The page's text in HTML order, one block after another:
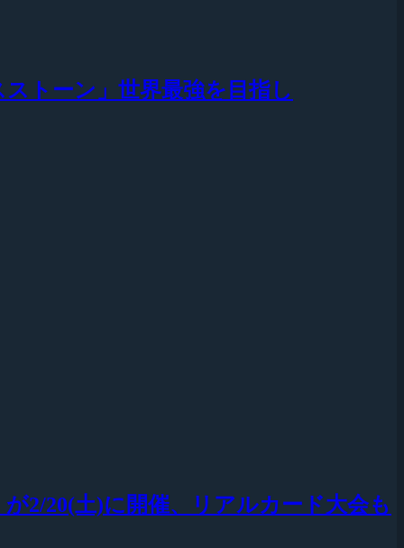
トーン」世界最強を目指し
2/20(土)に開催、リアルカード大会も